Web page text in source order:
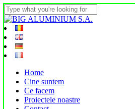
Skip
to
main
content
Close
Search
Home
Cine suntem
Ce facem
Proiectele noastre